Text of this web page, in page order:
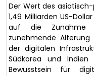
Der Wert des
1,49 Milliarden US-
auf die Zunahme
zunehmende
der digitalen
Südkorea und Indien
Bewusstsein für